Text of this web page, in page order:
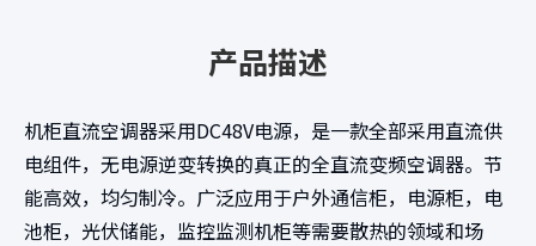
产品描述
机柜直流空调器采用DC48V电源，是一款全部采用直流供
电组件，无电源逆变转换的真正的全直流变频空调器。节
能高效，均匀制冷。广泛应用于户外通信柜，电源柜，电
池柜，光伏储能，监控监测机柜等需要散热的领域和场